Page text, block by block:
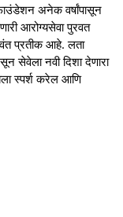
अनेक वर्षांपासून
आरोग्यसेवा पुरवत
प्रतीक आहे. लता
सेवेला नवी दिशा देणारा
स्पर्श करेल आणि